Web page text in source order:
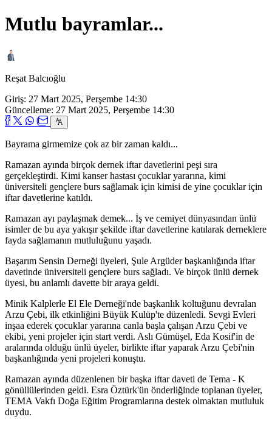
Mutlu bayramlar...
Reşat Balcıoğlu
Giriş: 27 Mart 2025, Perşembe 14:30
Güncelleme: 27 Mart 2025, Perşembe 14:30
Bayrama girmemize çok az bir zaman kaldı...
Ramazan ayında birçok dernek iftar davetlerini peşi sıra
gerçekleştirdi. Kimi kanser hastası çocuklar yararına, kimi
üniversiteli gençlere burs sağlamak için kimisi de yine çocuklar için
iftar davetlerine katıldı.
Ramazan ayı paylaşmak demek... İş ve cemiyet dünyasından ünlü
isimler de bu aya yakışır şekilde iftar davetlerine katılarak derneklere
fayda sağlamanın mutluluğunu yaşadı.
Başarım Sensin Derneği üyeleri, Şule Argüder başkanlığında iftar
davetinde üniversiteli gençlere burs sağladı. Ve birçok ünlü dernek
üyesi, bu anlamlı davette bir araya geldi.
Minik Kalplerle El Ele Derneği'nde başkanlık koltuğunu devralan
Arzu Çebi, ilk etkinliğini Büyük Kulüp'te düzenledi. Sevgi Evleri
inşaa ederek çocuklar yararına canla başla çalışan Arzu Çebi ve
ekibi, yeni projeler için start verdi. Aslı Gümüşel, Eda Kosif'in de
aralarında olduğu ünlü üyeler, birlikte iftar yaparak Arzu Çebi'nin
başkanlığında yeni projeleri konuştu.
Ramazan ayında düzenlenen bir başka iftar daveti de Tema - K
gönüllülerinden geldi. Esra Öztürk'ün önderliğinde toplanan üyeler,
TEMA Vakfı Doğa Eğitim Programlarına destek olmaktan mutluluk
duydu.